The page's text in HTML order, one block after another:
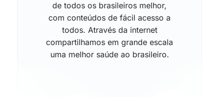
de todos os brasileiros melhor,
com conteúdos de fácil acesso a
todos. Através da internet
compartilhamos em grande escala
uma melhor saúde ao brasileiro.